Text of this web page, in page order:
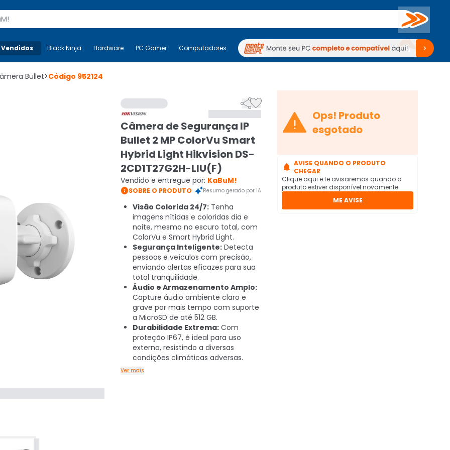
Buscar
Mais-v- Black Ninja Hardware PC Gamer Computadores Periféricos TV Venda no KaBuM!
Black Ninja Hardware PC Gamer Computadores Periféricos TV Venda no KaBuM!
Bullet>Código 952124

Câmera de Segurança IP
Bullet 2 MP ColorVu Smart
Hybrid Light Hikvision DS-
2CD1T27G2H-LIU(F)
Vendido e entregue por: KaBuM!
SOBRE O PRODUTO Resumo gerado por IA
Visão Colorida 24/7: Tenha
imagens nítidas e coloridas dia e
noite, mesmo no escuro total, com
ColorVu e Smart Hybrid Light.
Segurança Inteligente: Detecta
pessoas e veículos com precisão,
enviando alertas eficazes para sua
total tranquilidade.
Áudio e Armazenamento Amplo:
Capture áudio ambiente claro e
grave por mais tempo com suporte
a MicroSD de até 512 GB.
Durabilidade Extrema: Com
proteção IP67, é ideal para uso
externo, resistindo a diversas
condições climáticas adversas.
Ver mais
 Ops! Produto
esgotado
 AVISE QUANDO O PRODUTO
CHEGAR
Clique aqui e te avisaremos quando o
produto estiver disponível novamente
ME AVISE